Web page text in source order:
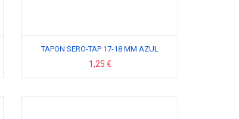
TAPON SERO-TAP 17-18 MM AZUL
1,25 €